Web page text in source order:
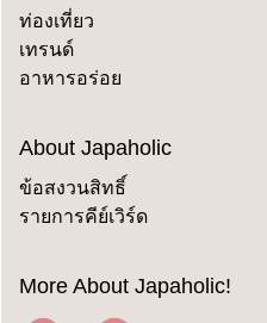
ท่องเที่ยว
เทรนด์
อาหารอร่อย
About Japaholic
ข้อสงวนสิทธิ์
รายการคีย์เวิร์ด
More About Japaholic!